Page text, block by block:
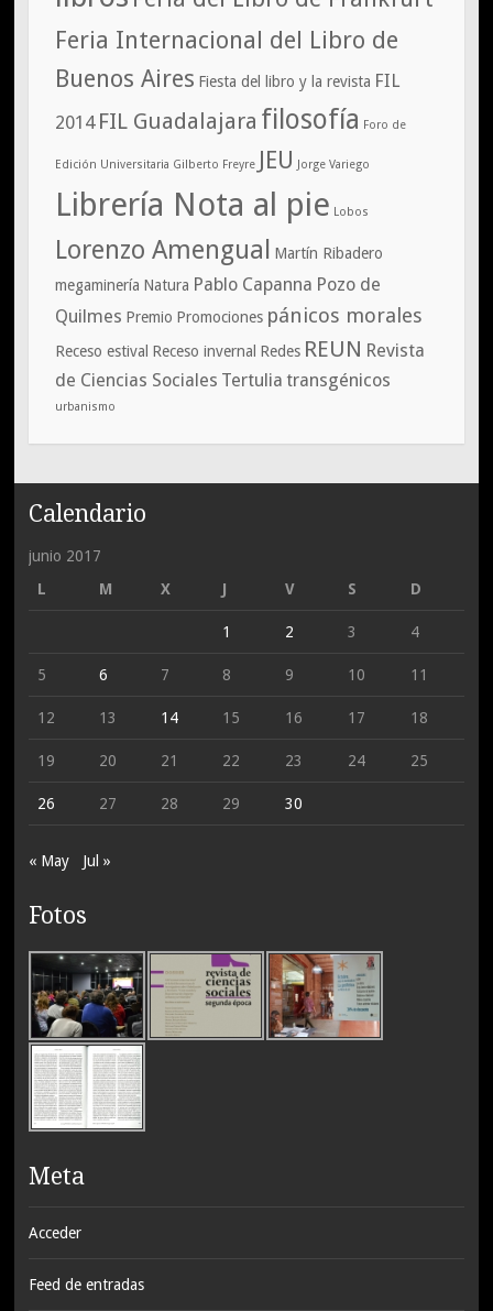
Feria Internacional del Libro de
Buenos Aires Fiesta del libro y la revista FIL
2014 FIL Guadalajara filosofía Foro de
Edición Universitaria Gilberto Freyre JEU Jorge Variego
Librería Nota al pie Lobos
Lorenzo Amengual Martín Ribadero
megaminería Natura Pablo Capanna Pozo de
Quilmes Premio Promociones pánicos morales
Receso estival Receso invernal Redes REUN Revista
de Ciencias Sociales Tertulia transgénicos
urbanismo
Calendario
junio 2017
L
M X J V S D
1 2 3 4
5 6 7 8 9 10 11
12 13 14 15 16 17 18
19 20 21 22 23 24 25
26 27 28 29 30
« May Jul »
Fotos
Meta
Acceder
Feed de entradas